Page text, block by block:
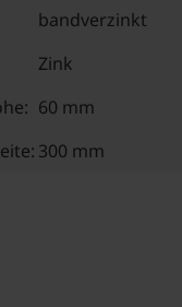
bandverzinkt
Zink
60 mm
300 mm